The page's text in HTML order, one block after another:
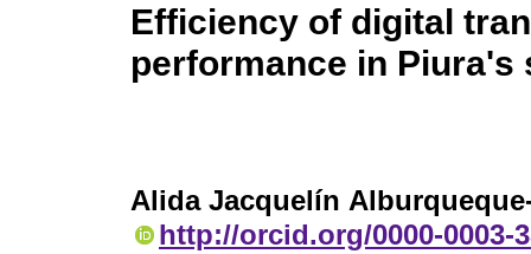
Efficiency of digital
performance in Piura's
Alida Jacquelín
http://orcid.org/0000-0003-